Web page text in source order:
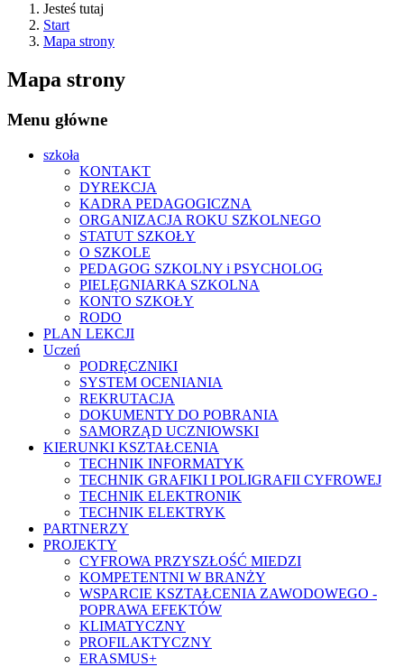
Jesteś tutaj
Start
Mapa strony
Mapa strony
Menu główne
szkoła
KONTAKT
DYREKCJA
KADRA PEDAGOGICZNA
ORGANIZACJA ROKU SZKOLNEGO
STATUT SZKOŁY
O SZKOLE
PEDAGOG SZKOLNY i PSYCHOLOG
PIELĘGNIARKA SZKOLNA
KONTO SZKOŁY
RODO
PLAN LEKCJI
Uczeń
PODRĘCZNIKI
SYSTEM OCENIANIA
REKRUTACJA
DOKUMENTY DO POBRANIA
SAMORZĄD UCZNIOWSKI
KIERUNKI KSZTAŁCENIA
TECHNIK INFORMATYK
TECHNIK GRAFIKI I POLIGRAFII CYFROWEJ
TECHNIK ELEKTRONIK
TECHNIK ELEKTRYK
PARTNERZY
PROJEKTY
CYFROWA PRZYSZŁOŚĆ MIEDZI
KOMPETENTNI W BRANŻY
WSPARCIE KSZTAŁCENIA ZAWODOWEGO -
POPRAWA EFEKTÓW
KLIMATYCZNY
PROFILAKTYCZNY
ERASMUS+